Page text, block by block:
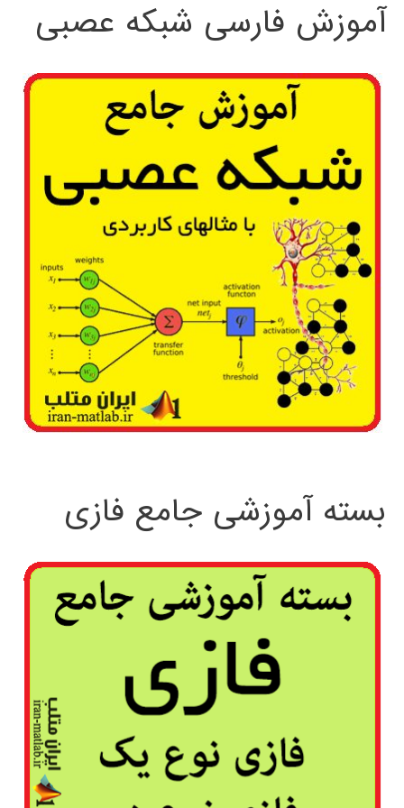
آموزش فارسی شبکه عصبی
بسته آموزشی جامع فازی